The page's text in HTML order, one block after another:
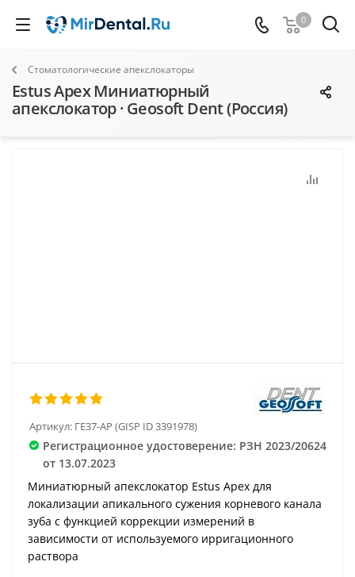
0
Стоматологические апекслокаторы
Estus Аpex Миниатюрный
апекслокатор · Geosoft Dent (Россия)
Артикул: ГЕ37-АР (GISP ID 3391978)
Регистрационное удостоверение: РЗН 2023/20624
от 13.07.2023
Миниатюрный апекслокатор Estus Арех для
локализации апикального сужения корневого канала
зуба с функцией коррекции измерений в
зависимости от используемого ирригационного
раствора